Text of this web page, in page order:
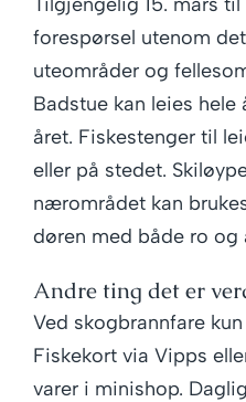
forespørsel utenom
uteområder og
Badstue kan leies
året. Fiskestenger til
eller på stedet.
nærområdet kan
døren med både ro og
Andre ting det er
Ved skogbrannfare
Fiskekort via Vipps
varer i minishop.